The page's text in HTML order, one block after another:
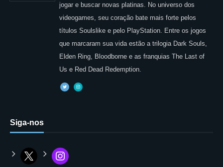
jogar e buscar novas platinas. No universo dos
videogames, seu coração bate mais forte pelos
títulos Soulslike e pelo PlayStation. Entre os jogos
que marcaram sua vida estão a trilogia Dark Souls,
Elden Ring, Bloodborne e as franquias The Last of
Us e Red Dead Redemption.
Siga-nos